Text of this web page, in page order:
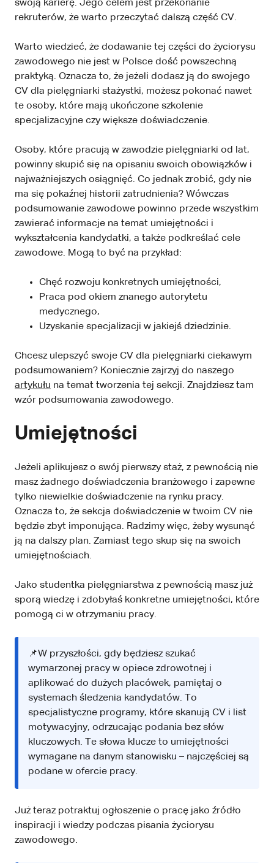
swoją karierę. Jego celem jest przekonanie
rekruterów, że warto przeczytać dalszą część CV.
Warto wiedzieć, że dodawanie tej części do życiorysu
zawodowego nie jest w Polsce dość powszechną
praktyką. Oznacza to, że jeżeli dodasz ją do swojego
CV dla pielęgniarki stażystki, możesz pokonać nawet
te osoby, które mają ukończone szkolenie
specjalizacyjne czy większe doświadczenie.
Osoby, które pracują w zawodzie pielęgniarki od lat,
powinny skupić się na opisaniu swoich obowiązków i
najważniejszych osiągnięć. Co jednak zrobić, gdy nie
ma się pokaźnej historii zatrudnienia? Wówczas
podsumowanie zawodowe powinno przede wszystkim
zawierać informacje na temat umiejętności i
wykształcenia kandydatki, a także podkreślać cele
zawodowe. Mogą to być na przykład:
Chęć rozwoju konkretnych umiejętności,
Praca pod okiem znanego autorytetu
medycznego,
Uzyskanie specjalizacji w jakiejś dziedzinie.
Chcesz ulepszyć swoje CV dla pielęgniarki ciekawym
podsumowaniem? Koniecznie zajrzyj do naszego
artykułu na temat tworzenia tej sekcji. Znajdziesz tam
wzór podsumowania zawodowego.
Umiejętności
Jeżeli aplikujesz o swój pierwszy staż, z pewnością nie
masz żadnego doświadczenia branżowego i zapewne
tylko niewielkie doświadczenie na rynku pracy.
Oznacza to, że sekcja doświadczenie w twoim CV nie
będzie zbyt imponująca. Radzimy więc, żeby wysunąć
ją na dalszy plan. Zamiast tego skup się na swoich
umiejętnościach.
Jako studentka pielęgniarstwa z pewnością masz już
sporą wiedzę i zdobyłaś konkretne umiejętności, które
pomogą ci w otrzymaniu pracy.
📌W przyszłości, gdy będziesz szukać
wymarzonej pracy w opiece zdrowotnej i
aplikować do dużych placówek, pamiętaj o
systemach śledzenia kandydatów. To
specjalistyczne programy, które skanują CV i list
motywacyjny, odrzucając podania bez słów
kluczowych. Te słowa klucze to umiejętności
wymagane na danym stanowisku – najczęściej są
podane w ofercie pracy.
Już teraz potraktuj ogłoszenie o pracę jako źródło
inspiracji i wiedzy podczas pisania życiorysu
zawodowego.